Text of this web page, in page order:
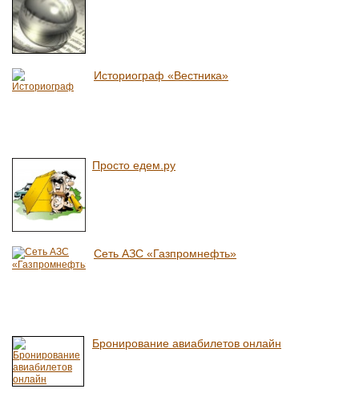
Историограф «Вестника»
Просто едем.ру
Сеть АЗС «Газпромнефть»
Бронирование авиабилетов онлайн